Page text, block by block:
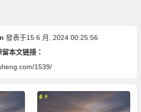
發表于15 6 月, 2024 00:25:56
本文链接：
1539/